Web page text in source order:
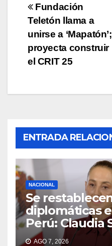
de
entradas
Fundación
Teletón llama a
unirse a ‘Mapatón’;
proyecta construir
el CRIT 25
ENTRADA
NACIONAL
Se
diplomáticas
Perú: Claudia
AGO 7, 2026